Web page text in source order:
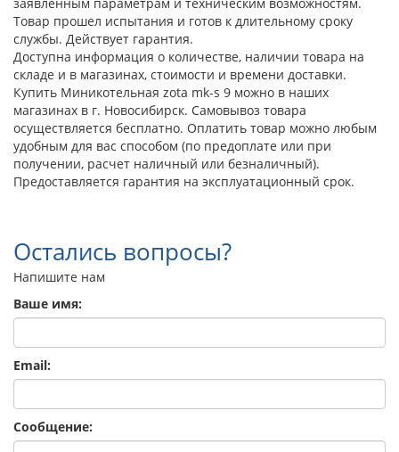
Товар прошел испытания и готов к длительному сроку
службы. Действует гарантия.
Доступна информация о количестве, наличии товара на
складе и в магазинах, стоимости и времени доставки.
Купить Миникотельная zota mk-s 9 можно в наших
магазинах в г. Новосибирск. Самовывоз товара
осуществляется бесплатно. Оплатить товар можно любым
удобным для вас способом (по предоплате или при
получении, расчет наличный или безналичный).
Предоставляется гарантия на эксплуатационный срок.
Остались вопросы?
Напишите нам
Ваше имя:
Email:
Сообщение: